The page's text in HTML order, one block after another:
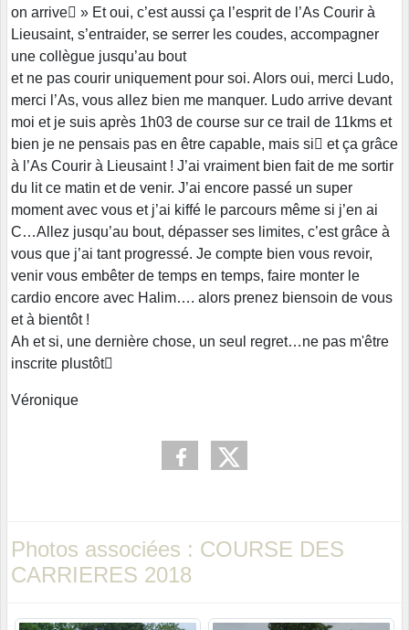
on arrive » Et oui, c’est aussi ça l’esprit de l’As Courir à
Lieusaint, s’entraider, se serrer les coudes, accompagner
une collègue jusqu’au bout
et ne pas courir uniquement pour soi. Alors oui, merci Ludo,
merci l’As, vous allez bien me manquer. Ludo arrive devant
moi et je suis après 1h03 de course sur ce trail de 11kms et
bien je ne pensais pas en être capable, mais si et ça grâce
à l’As Courir à Lieusaint ! J’ai vraiment bien fait de me sortir
du lit ce matin et de venir. J’ai encore passé un super
moment avec vous et j’ai kiffé le parcours même si j’en ai
C…Allez jusqu’au bout, dépasser ses limites, c’est grâce à
vous que j’ai tant progressé. Je compte bien vous revoir,
venir vous embêter de temps en temps, faire monter le
cardio encore avec Halim…. alors prenez biensoin de vous
et à bientôt !
Ah et si, une dernière chose, un seul regret…ne pas m'être
inscrite plustôt
Véronique
Photos associées : COURSE DES
CARRIERES 2018